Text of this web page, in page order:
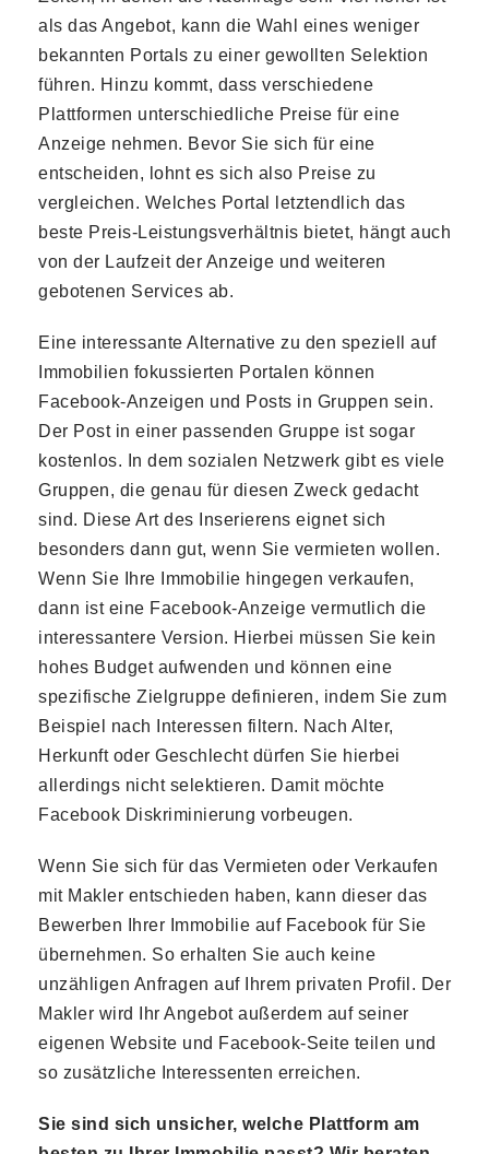
als das Angebot, kann die Wahl eines weniger
bekannten Portals zu einer gewollten Selektion
führen. Hinzu kommt, dass verschiedene
Plattformen unterschiedliche Preise für eine
Anzeige nehmen. Bevor Sie sich für eine
entscheiden, lohnt es sich also Preise zu
vergleichen. Welches Portal letztendlich das
beste Preis-Leistungsverhältnis bietet, hängt auch
von der Laufzeit der Anzeige und weiteren
gebotenen Services ab.
Eine interessante Alternative zu den speziell auf
Immobilien fokussierten Portalen können
Facebook-Anzeigen und Posts in Gruppen sein.
Der Post in einer passenden Gruppe ist sogar
kostenlos. In dem sozialen Netzwerk gibt es viele
Gruppen, die genau für diesen Zweck gedacht
sind. Diese Art des Inserierens eignet sich
besonders dann gut, wenn Sie vermieten wollen.
Wenn Sie Ihre Immobilie hingegen verkaufen,
dann ist eine Facebook-Anzeige vermutlich die
interessantere Version. Hierbei müssen Sie kein
hohes Budget aufwenden und können eine
spezifische Zielgruppe definieren, indem Sie zum
Beispiel nach Interessen filtern. Nach Alter,
Herkunft oder Geschlecht dürfen Sie hierbei
allerdings nicht selektieren. Damit möchte
Facebook Diskriminierung vorbeugen.
Wenn Sie sich für das Vermieten oder Verkaufen
mit Makler entschieden haben, kann dieser das
Bewerben Ihrer Immobilie auf Facebook für Sie
übernehmen. So erhalten Sie auch keine
unzähligen Anfragen auf Ihrem privaten Profil. Der
Makler wird Ihr Angebot außerdem auf seiner
eigenen Website und Facebook-Seite teilen und
so zusätzliche Interessenten erreichen.
Sie sind sich unsicher, welche Plattform am